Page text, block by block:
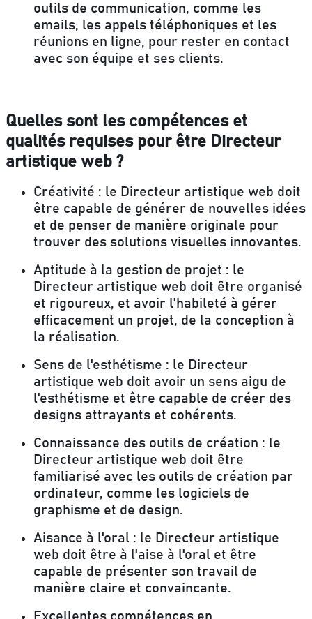
outils de communication, comme les
emails, les appels téléphoniques et les
réunions en ligne, pour rester en contact
avec son équipe et ses clients.
Quelles sont les compétences et
qualités requises pour être Directeur
artistique web ?
Créativité : le Directeur artistique web doit
être capable de générer de nouvelles idées
et de penser de manière originale pour
trouver des solutions visuelles innovantes.
Aptitude à la gestion de projet : le
Directeur artistique web doit être organisé
et rigoureux, et avoir l'habileté à gérer
efficacement un projet, de la conception à
la réalisation.
Sens de l'esthétisme : le Directeur
artistique web doit avoir un sens aigu de
l'esthétisme et être capable de créer des
designs attrayants et cohérents.
Connaissance des outils de création : le
Directeur artistique web doit être
familiarisé avec les outils de création par
ordinateur, comme les logiciels de
graphisme et de design.
Aisance à l'oral : le Directeur artistique
web doit être à l'aise à l'oral et être
capable de présenter son travail de
manière claire et convaincante.
Excellentes compétences en